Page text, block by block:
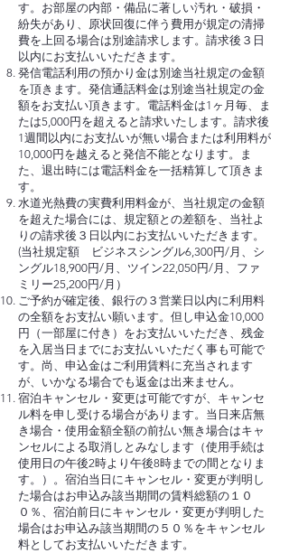
す。お部屋の内部・備品に著しい汚れ・破損・
紛失があり、原状回復に伴う費用が規定の清掃
費を上回る場合は別途請求します。請求後３日
以内にお支払いいただきます。
発信電話利用の預かり金は別途当社規定の金額
を頂きます。発信通話料金は別途当社規定の金
額をお支払い頂きます。電話料金は1ヶ月毎、ま
たは5,000円を超えると請求いたします。請求後
1週間以内にお支払いが無い場合または利用料が
10,000円を越えると発信不能となります。ま
た、退出時には電話料金を一括精算して頂きま
す。
水道光熱費の実費利用料金が、当社規定の金額
を超えた場合には、規定額との差額を、当社よ
りの請求後３日以内にお支払いいただきます。
(当社規定額 ビジネスシングル6,300円/月、シ
ングル18,900円/月、ツイン22,050円/月、ファ
ミリー25,200円/月）
ご予約が確定後、銀行の３営業日以内に利用料
の全額をお支払い願います。但し申込金10,000
円（一部屋に付き）をお支払いいただき、残金
を入居当日までにお支払いいただく事も可能で
す。尚、申込金はご利用賃料に充当されます
が、いかなる場合でも返金は出来ません。
宿泊キャンセル・変更は可能ですが、キャンセ
ル料を申し受ける場合があります。当日来店無
き場合・使用金額全額の前払い無き場合はキャ
ンセルによる取消しとみなします（使用手続は
使用日の午後2時より午後8時までの間となりま
す。）。宿泊当日にキャンセル・変更が判明し
た場合はお申込み該当期間の賃料総額の１０
０％、宿泊前日にキャンセル・変更が判明した
場合はお申込み該当期間の５０％をキャンセル
料としてお支払いいただきます。